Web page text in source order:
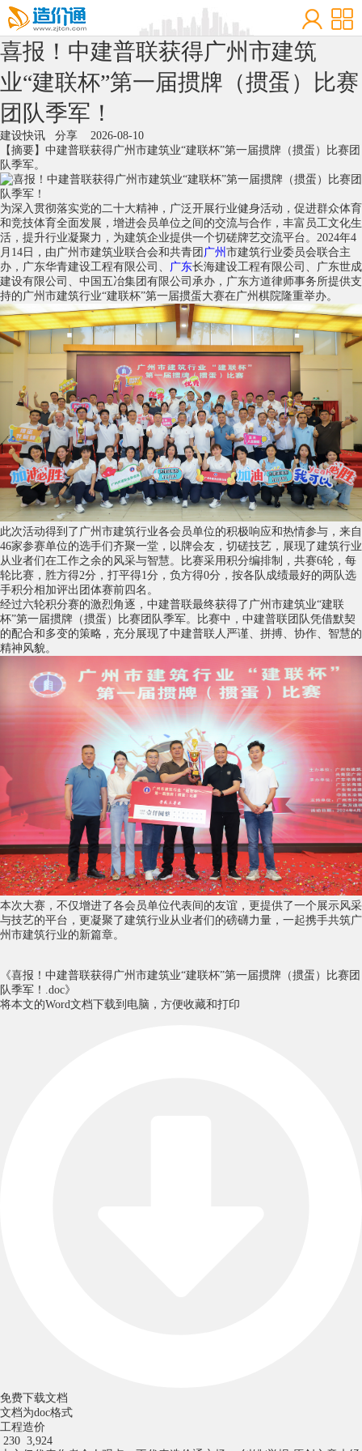
喜报！中建普联获得广州市建筑
业“建联杯”第一届掼牌（掼蛋）比赛
团队季军！
建设快讯 分享 2026-08-10
【摘要】中建普联获得广州市建筑业“建联杯”第一届掼牌（掼蛋）比赛团
队季军。
为深入贯彻落实党的二十大精神，广泛开展行业健身活动，促进群众体育
和竞技体育全面发展，增进会员单位之间的交流与合作，丰富员工文化生
活，提升行业凝聚力，为建筑企业提供一个切磋牌艺交流平台。2024年4
月14日，由广州市建筑业联合会和共青团 广州 市建筑行业委员会联合主
办，广东华青建设工程有限公司、 广东长海建设工程有限公司、广东世成
建设有限公司、中国五冶集团有限公司承办，广东方道律师事务所提供支
持的广州市建筑行业“建联杯”第一届掼蛋大赛在广州棋院隆重举办。
此次活动得到了广州市建筑行业各会员单位的积极响应和热情参与，来自
46家参赛单位的选手们齐聚一堂，以牌会友，切磋技艺，展现了建筑行业
从业者们在工作之余的风采与智慧。比赛采用积分编排制，共赛6轮，每
轮比赛，胜方得2分，打平得1分，负方得0分，按各队成绩最好的两队选
手积分相加评出团体赛前四名。
经过六轮积分赛的激烈角逐，中建普联最终获得了广州市建筑业“建联
杯”第一届掼牌（掼蛋）比赛团队季军。比赛中，中建普联团队凭借默契
的配合和多变的策略，充分展现了中建普联人严谨、拼搏、协作、智慧的
精神风貌。
本次大赛，不仅增进了各会员单位代表间的友谊，更提供了一个展示风采
与技艺的平台，更凝聚了建筑行业从业者们的磅礴力量，一起携手共筑广
州市建筑行业的新篇章。
《喜报！中建普联获得广州市建筑业“建联杯”第一届掼牌（掼蛋）比赛团
队季军！.doc》
将本文的Word文档下载到电脑，方便收藏和打印
免费下载文档
文档为doc格式
工程造价
230 3,924